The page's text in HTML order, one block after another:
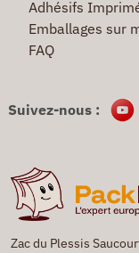
Zac du Plessis
Adhésifs
Emballages sur
FAQ
Suivez-nous :